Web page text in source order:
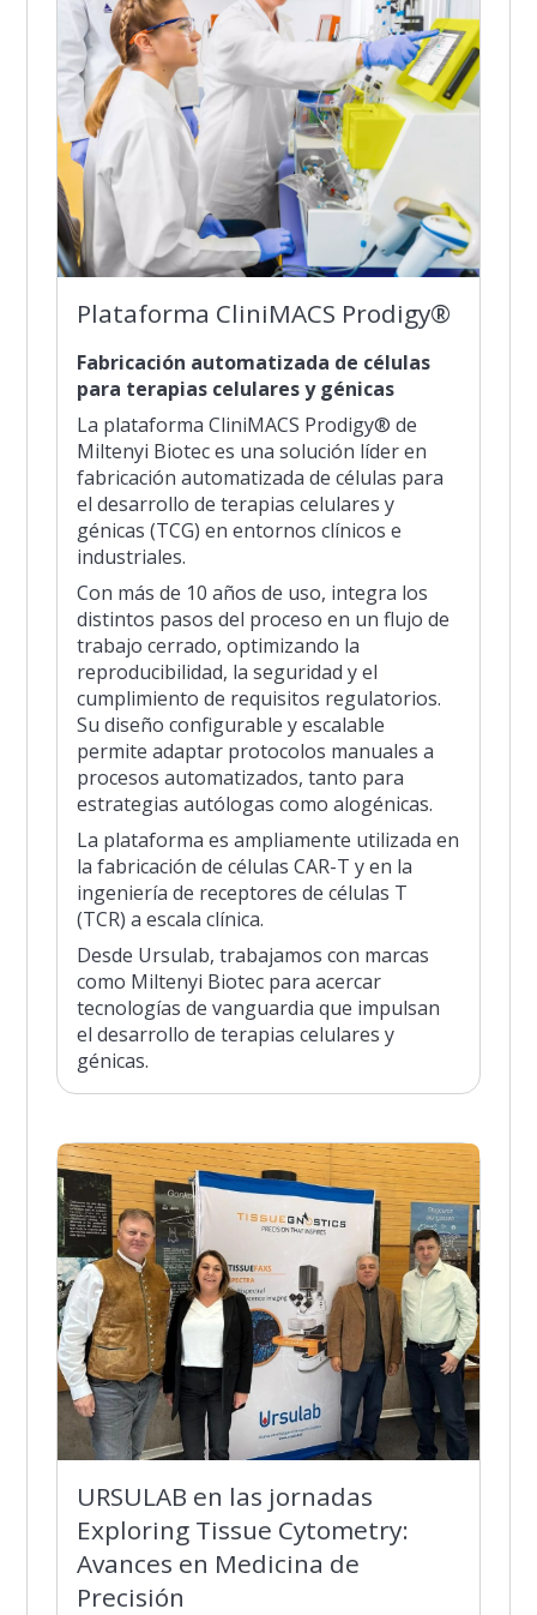
Plataforma CliniMACS Prodigy®
Fabricación automatizada de células
para terapias celulares y génicas
La plataforma CliniMACS Prodigy® de
Miltenyi Biotec es una solución líder en
fabricación automatizada de células para
el desarrollo de terapias celulares y
génicas (TCG) en entornos clínicos e
industriales.
Con más de 10 años de uso, integra los
distintos pasos del proceso en un flujo de
trabajo cerrado, optimizando la
reproducibilidad, la seguridad y el
cumplimiento de requisitos regulatorios.
Su diseño configurable y escalable
permite adaptar protocolos manuales a
procesos automatizados, tanto para
estrategias autólogas como alogénicas.
La plataforma es ampliamente utilizada en
la fabricación de células CAR-T y en la
ingeniería de receptores de células T
(TCR) a escala clínica.
Desde Ursulab, trabajamos con marcas
como Miltenyi Biotec para acercar
tecnologías de vanguardia que impulsan
el desarrollo de terapias celulares y
génicas.
URSULAB en las jornadas
Exploring Tissue Cytometry:
Avances en Medicina de
Precisión